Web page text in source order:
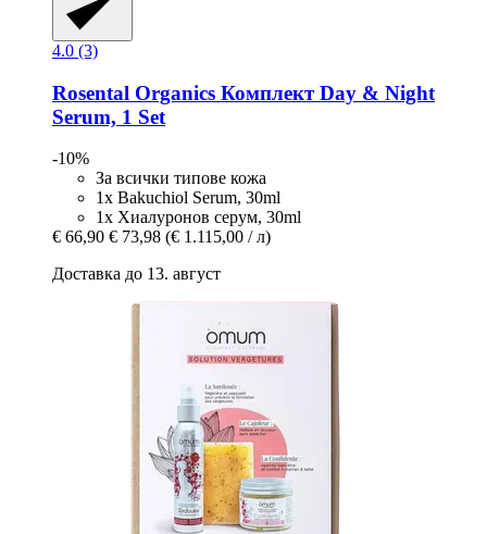
4.0 (3)
Rosental Organics Комплект Day & Night
Serum, 1 Set
-10%
За всички типове кожа
1x Bakuchiol Serum, 30ml
1x Хиалуронов серум, 30ml
€ 66,90 € 73,98 (€ 1.115,00 / л)
Доставка до 13. август